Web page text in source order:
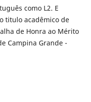
como L2. E
titulo acadêmico de
de Honra ao Mérito
Campina Grande -